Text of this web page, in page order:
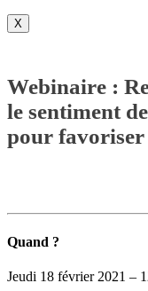
X
Webinaire :
le sentiment
pour favoriser
Quand ?
Jeudi 18 février 2021 –